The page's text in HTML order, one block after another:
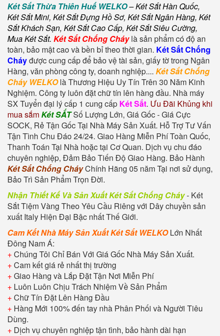
Két Sắt Thừa Thiên Huế WELKO–Két Sắt Hàn Quốc,
Két Sắt Mini, Két Sắt Đựng Hồ Sơ, Két Sắt Ngân Hàng, Két
Sắt Khách Sạn, Két Sắt Cao Cấp, Két Sắt Siêu Cường,
Mua Két Sắt. Két Sắt Chống Cháylà sản phẩm có độ an
toàn, bảo mật cao và bền bỉ theo thời gian. Két Sắt Chống
Cháyđược cung cấp để bảo vệ tài sản, giấy tờ trong Ngân
Hàng, văn phòng công ty, doanh nghiệp.... Két Sắt Chống
Cháy WELKOlà Thương Hiệu Uy Tín Trên 30 Năm Kinh
Nghiệm. Công ty luôn đặt chữ tín lên hàng đầu. Nhà máy
SX Tuyển đại lý cấp 1 cung cấp Két Sắt. Ưu Đãi Khủng khi
mua sắmKét SẮTSố Lượng Lớn, Giá Gốc - Giá Cực
SOCK, Rẻ Tận Gốc Tại Nhà Máy Sản Xuất. Hỗ Trợ Tư Vấn
Tận Tình Chu Đáo 24/24. Giao Hàng Miễn Phí Toàn Quốc,
Thanh Toán Tại Nhà hoặc tại Cơ Quan. Dịch vụ chu đáo
chuyên nghiệp, Đảm Bảo Tiến Độ Giao Hàng. Bảo Hành
Két Sắt Chống CháyChính Hãng 05 năm Tại nơi sử dụng,
Bảo Trì Sản Phẩm Trọn Đời.
Nhận Thiết Kế Và Sản Xuất Két Sắt Chống Cháy- Két
Sắt Tiệm Vàng Theo Yêu Cầu Riêng với Dây chuyền sản
xuất Italy Hiện Đại Bậc nhất Thế Giới.
Cam Kết Nhà Máy Sản Xuất Két Sắt WELKOLớn Nhất
Đông Nam Á:
+Chúng Tôi Chỉ Bán Với Giá Gốc Nhà Máy Sản Xuất.
+Cam kết giá rẻ nhất thị trường
+Giao Hàng và Lắp Đặt Tận Nơi Miễn Phí
+ Luôn Luôn Chịu Trách Nhiệm Về Sản Phẩm
+Chữ Tín Đặt Lên Hàng Đầu
+ Hàng Mới 100% đến tay nhà Phân Phối và Người Tiêu
Dùng.
+ Dịch vụ chuyên nghiệp tận tình, bảo hành dài hạn